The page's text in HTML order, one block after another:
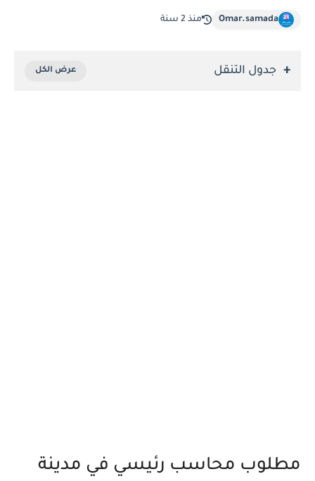
Omar.samada منذ 2 سنة
جدول التنقل
مطلوب محاسب رئيسي في مدينة